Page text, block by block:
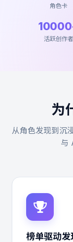
角色卡
活跃创作者
为
从角色发现到沉
与
榜单驱动发